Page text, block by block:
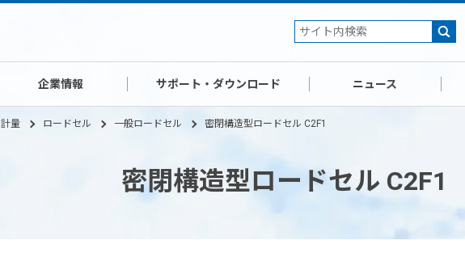
企業情報 サポート・ダウンロード ニュース
計量 ロードセル 一般ロードセル 密閉構造型ロードセル C2F1
密閉構造型ロードセル C2F1